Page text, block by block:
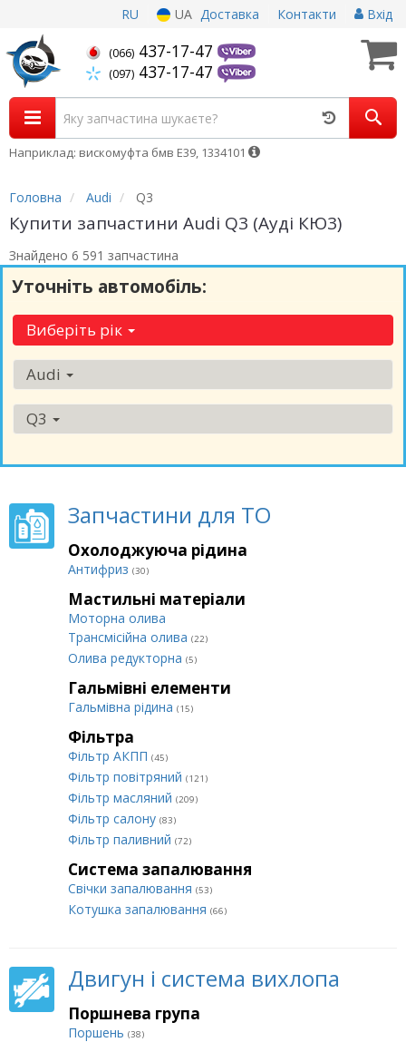
RU UA Доставка Контакти Вхід
(066) 437-17-47
(097) 437-17-47
Наприклад: вискомуфта бмв Е39, 1334101
Головна Audi Q3
Купити запчастини Audi Q3 (Ауді КЮ3)
Знайдено 6 591 запчастина
Уточніть автомобіль:
Виберіть рік
Audi
Q3
Запчастини для ТО
Охолоджуюча рідина
Антифриз (30)
Мастильні матеріали
Моторна олива
Трансмісійна олива (22)
Олива редукторна (5)
Гальмівні елементи
Гальмівна рідина (15)
Фільтра
Фільтр АКПП (45)
Фільтр повітряний (121)
Фільтр масляний (209)
Фільтр салону (83)
Фільтр паливний (72)
Система запалювання
Свічки запалювання (53)
Котушка запалювання (66)
Двигун і система вихлопа
Поршнева група
Поршень (38)